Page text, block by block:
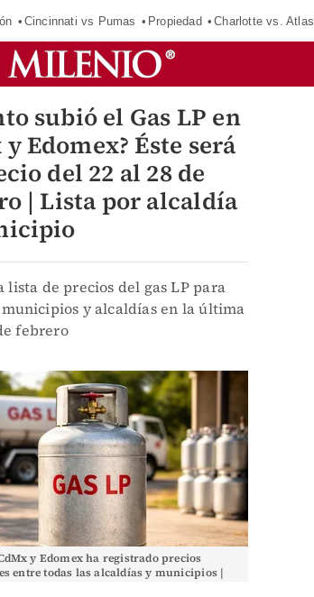
Cincinnati vs Pumas Propiedad Charlotte vs. Atlas
subió el Gas LP en
Edomex? Éste será
del 22 al 28 de
| Lista por alcaldía
lista de precios del gas LP para
municipios y alcaldías en la última
febrero
y Edomex ha registrado precios
entre todas las alcaldías y municipios |